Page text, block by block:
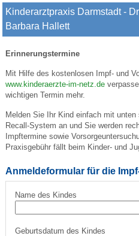
Kinderarztpraxis Darmstadt -
Barbara Hallett
Erinnerungstermine
Mit Hilfe des kostenlosen Impf- und
www.kinderaerzte-im-netz.de
wichtigen Termin mehr.
Melden Sie Ihr Kind einfach mit
Recall-System an und Sie werden
Impftermine sowie
Praxisgebühr fällt beim Kinder- und
Anmeldeformular für die
Name des Kindes
Geburtsdatum des Kindes